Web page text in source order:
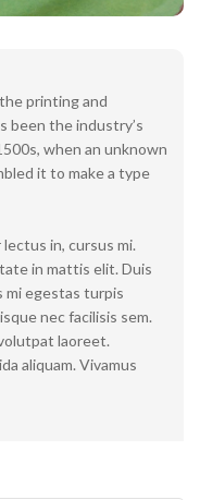
printing and
been the industry’s
when an unknown
it to make a type
in, cursus mi.
in mattis elit. Duis
mi egestas turpis
nec facilisis sem.
laoreet.
aliquam. Vivamus